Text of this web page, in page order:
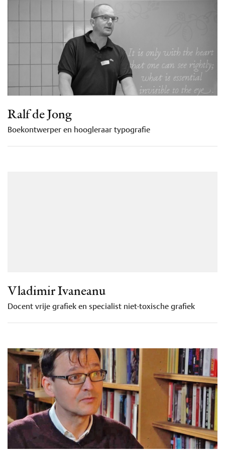
Ralf de Jong
Boekontwerper en hoogleraar typografie
Vladimir Ivaneanu
Docent vrije grafiek en specialist niet-toxische grafiek